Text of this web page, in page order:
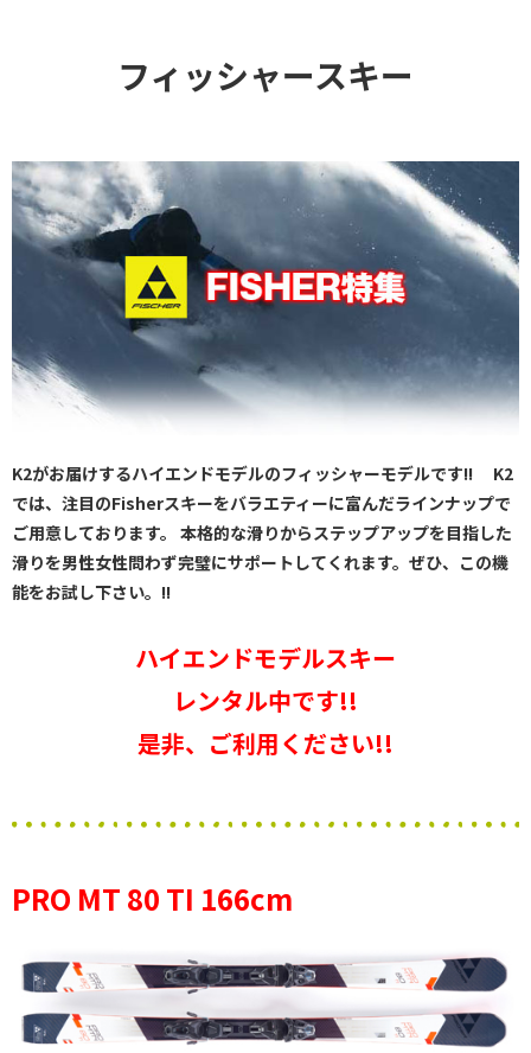
フィッシャースキー
K2がお届けするハイエンドモデルのフィッシャーモデルです!! K2
では、注目のFisherスキーをバラエティーに富んだラインナップで
ご用意しております。 本格的な滑りからステップアップを目指した
滑りを男性女性問わず完璧にサポートしてくれます。ぜひ、この機
能をお試し下さい。!!
ハイエンドモデルスキー
レンタル中です!!
是非、ご利用ください!!
PRO MT 80 TI 166cm